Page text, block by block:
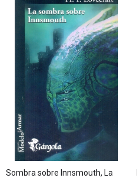
Sombra sobre Innsmouth, La